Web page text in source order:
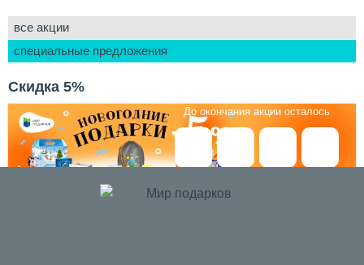
все акции
специальные предложения
Скидка 5%
До окончания акции осталось